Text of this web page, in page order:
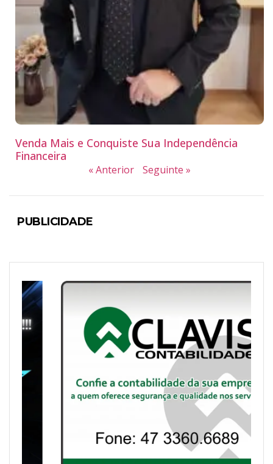
Venda Mais e Conquiste Sua Independência
Financeira
« Anterior Seguinte »
PUBLICIDADE